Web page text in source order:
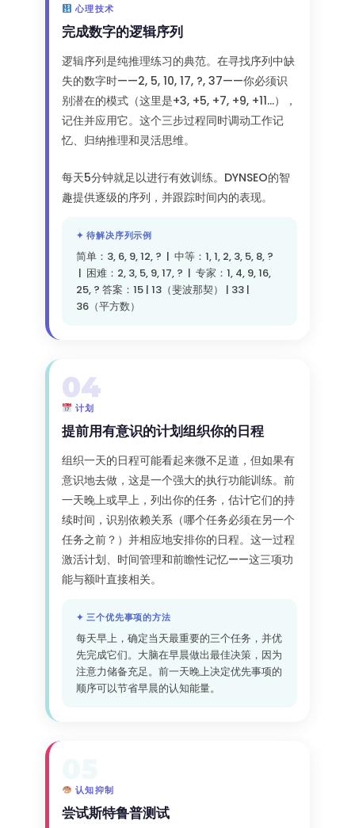
心理技术
完成数字的逻辑序列
逻辑序列是纯推理练习的典范。在寻找序列中缺
失的数字时——2, 5, 10, 17, ?, 37——你必须识
别潜在的模式（这里是+3, +5, +7, +9, +11...），
记住并应用它。这个三步过程同时调动工作记
忆、归纳推理和灵活思维。
每天5分钟就足以进行有效训练。DYNSEO的智
趣提供逐级的序列，并跟踪时间内的表现。
✦ 待解决序列示例
简单：3, 6, 9, 12, ? | 中等：1, 1, 2, 3, 5, 8, ?
| 困难：2, 3, 5, 9, 17, ? | 专家：1, 4, 9, 16,
25, ? 答案：15 | 13（斐波那契） | 33 |
36（平方数）
04
计划
提前用有意识的计划组织你的日程
组织一天的日程可能看起来微不足道，但如果有
意识地去做，这是一个强大的执行功能训练。前
一天晚上或早上，列出你的任务，估计它们的持
续时间，识别依赖关系（哪个任务必须在另一个
任务之前？）并相应地安排你的日程。这一过程
激活计划、时间管理和前瞻性记忆——这三项功
能与额叶直接相关。
✦ 三个优先事项的方法
每天早上，确定当天最重要的三个任务，并优
先完成它们。大脑在早晨做出最佳决策，因为
注意力储备充足。前一天晚上决定优先事项的
顺序可以节省早晨的认知能量。
认知抑制
尝试斯特鲁普测试